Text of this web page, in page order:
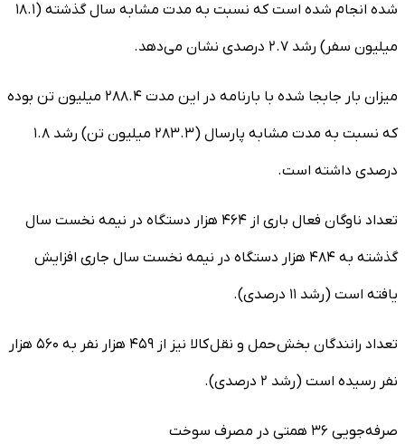
شده انجام شده است که نسبت به مدت مشابه سال گذشته (۱۸.۱
میلیون سفر) رشد ۲.۷ درصدی نشان می‌دهد.
میزان بار جابجا شده با بارنامه در این مدت ۲۸۸.۴ میلیون تن بوده
که نسبت به مدت مشابه پارسال (۲۸۳.۳ میلیون تن) رشد ۱.۸
درصدی داشته است.
تعداد ناوگان فعال باری از ۴۶۴ هزار دستگاه در نیمه نخست سال
گذشته به ۴۸۴ هزار دستگاه در نیمه نخست سال جاری افزایش
یافته است (رشد ۱۱ درصدی).
تعداد رانندگان بخش حمل و نقل کالا نیز از ۴۵۹ هزار نفر به ۵۶۰ هزار
نفر رسیده است (رشد ۲ درصدی).
صرفه‌جویی ۳۶ همتی در مصرف سوخت